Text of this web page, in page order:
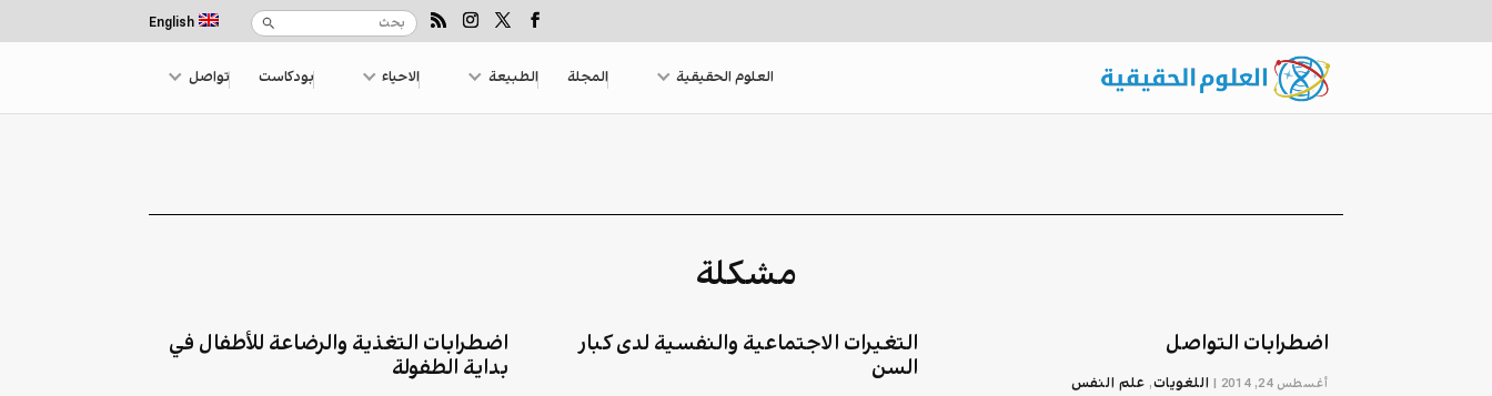
English
العلوم الحقيقية المجلة الطبيعة الاحياء بودكاست تواصل
مشكلة
اضطرابات التواصل
أغسطس 24, 2014 | اللغويات, علم النفس
التغيرات الاجتماعية والنفسية لدى كبار
السن
اضطرابات التغذية والرضاعة للأطفال في
بداية الطفولة